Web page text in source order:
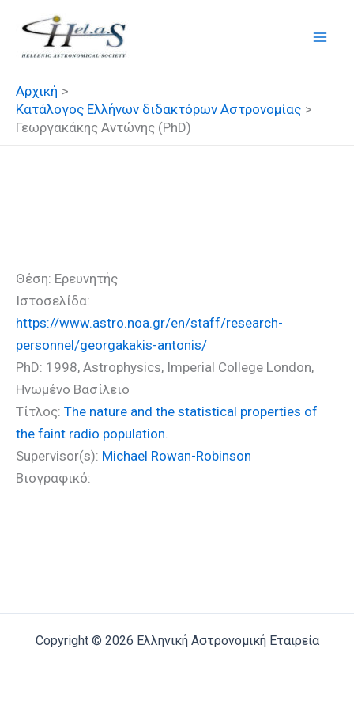
στο
περιεχόμενο
Αρχική
Κατάλογος Ελλήνων διδακτόρων Αστρονομίας
Γεωργακάκης Αντώνης (PhD)
Θέση: Ερευνητής
Ιστοσελίδα:
https://www.astro.noa.gr/en/staff/research-
personnel/georgakakis-antonis/
PhD: 1998, Astrophysics, Imperial College London,
Ηνωμένο Βασίλειο
Τίτλος: The nature and the statistical properties of
the faint radio population.
Supervisor(s): Michael Rowan-Robinson
Βιογραφικό:
Copyright © 2026 Ελληνική Αστρονομική Εταιρεία